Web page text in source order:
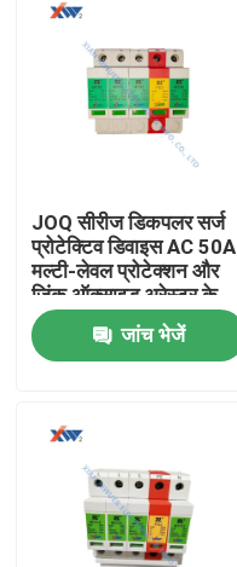
उत्पादों
वीआर दिखाएँ
JOQ सीरीज डिकपलर सर्ज
प्रोटेक्टिव डिवाइस AC 50A
मल्टी-लेवल प्रोटेक्शन और
जिंक ऑक्साइड अरेस्टर के
साथ 35mm रेल इंस्टॉलेशन
के लिए
जांच भेजें